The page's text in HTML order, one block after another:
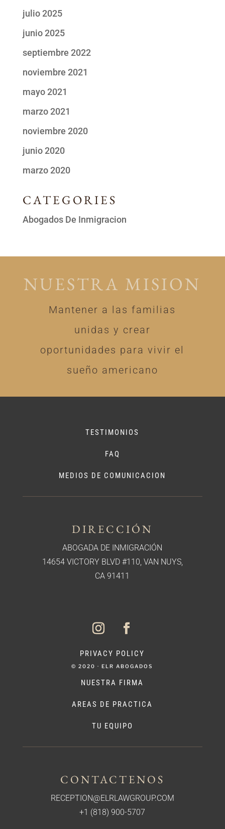
julio 2025
junio 2025
septiembre 2022
noviembre 2021
mayo 2021
marzo 2021
noviembre 2020
junio 2020
marzo 2020
CATEGORIES
Abogados De Inmigracion
NUESTRA MISION
Mantener a las familias
unidas y crear
oportunidades para vivir el
sueño americano
TESTIMONIOS
FAQ
MEDIOS DE COMUNICACION
DIRECCIÓN
ABOGADA DE INMIGRACIÓN
14654 VICTORY BLVD #110, VAN NUYS,
CA 91411
PRIVACY POLICY
© 2020 · ELR ABOGADOS
NUESTRA FIRMA
AREAS DE PRACTICA
TU EQUIPO
CONTACTENOS
RECEPTION@ELRLAWGROUP.COM
+1 (818) 900-5707